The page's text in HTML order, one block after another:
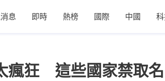
息 即時 熱榜 國際 中國
瘋狂 這些國家禁取名